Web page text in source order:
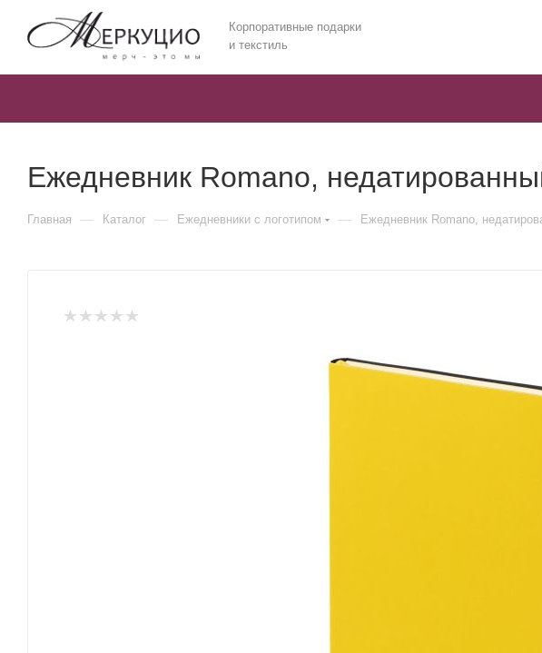
Корпоративные подарки
и текстиль
Ежедневник Romano,
Главная — Каталог — Ежедневники c логотипом — Ежедневник Romano,